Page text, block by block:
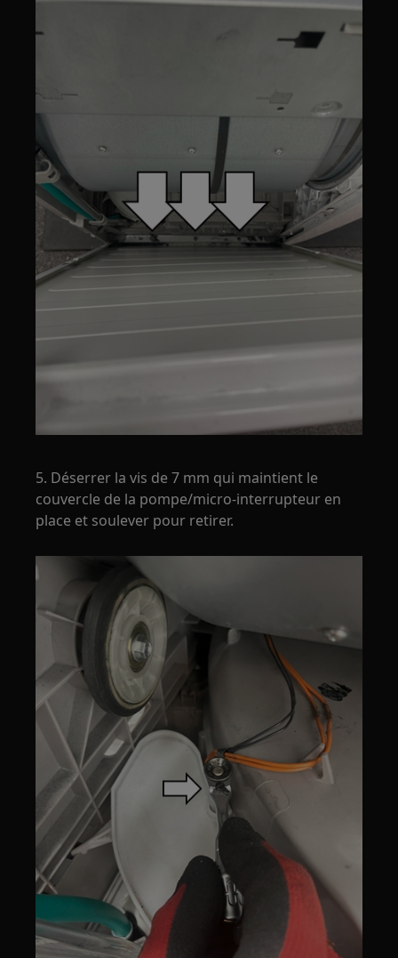
5. Déserrer la vis de 7 mm qui maintient le
couvercle de la pompe/micro-interrupteur en
place et soulever pour retirer.